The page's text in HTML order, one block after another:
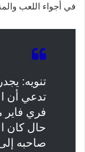
في أجواء اللعب
تنويه:
تدعي أن
فري فاير
حال كان
صاحبه